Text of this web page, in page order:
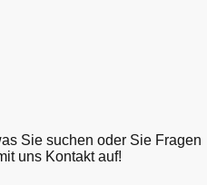
Sie suchen oder Sie Fragen
uns Kontakt auf!